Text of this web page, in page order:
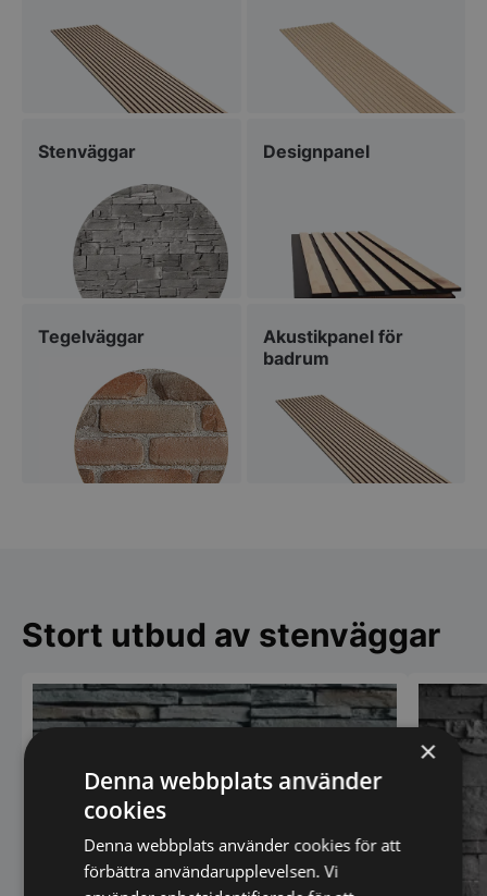
Stenväggar Designpanel
Tegelväggar
Akustikpanel för
badrum
Stort utbud av stenväggar
×
Denna webbplats använder
cookies
Denna webbplats använder cookies för att
förbättra användarupplevelsen. Vi